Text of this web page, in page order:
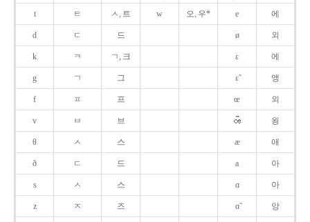
t ㅌ ㅅ, 트 w 오, 우* e 에
d ㄷ 드 ø 외
k ㅋ ㄱ, 크 ɛ 에
g ㄱ 그 ɛ̃ 앵
f ㅍ 프 œ 외
v ㅂ 브 욍
θ ㅅ 스 æ 애
ð ㄷ 드 a 아
s ㅅ 스 ɑ 아
z ㅈ 즈 ɑ̃ 앙